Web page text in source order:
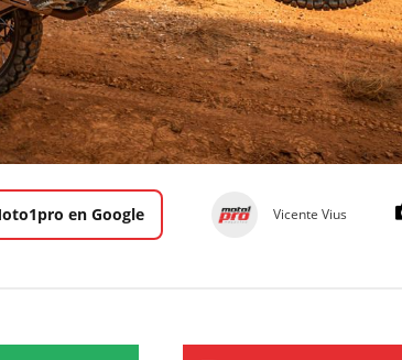
en Google Vicente Vius